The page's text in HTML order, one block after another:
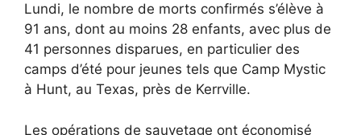
Lundi, le nombre de morts confirmés s’élève à
91 ans, dont au moins 28 enfants, avec plus de
41 personnes disparues, en particulier des
camps d’été pour jeunes tels que Camp Mystic
à Hunt, au Texas, près de Kerrville.
Les opérations de sauvetage ont économisé